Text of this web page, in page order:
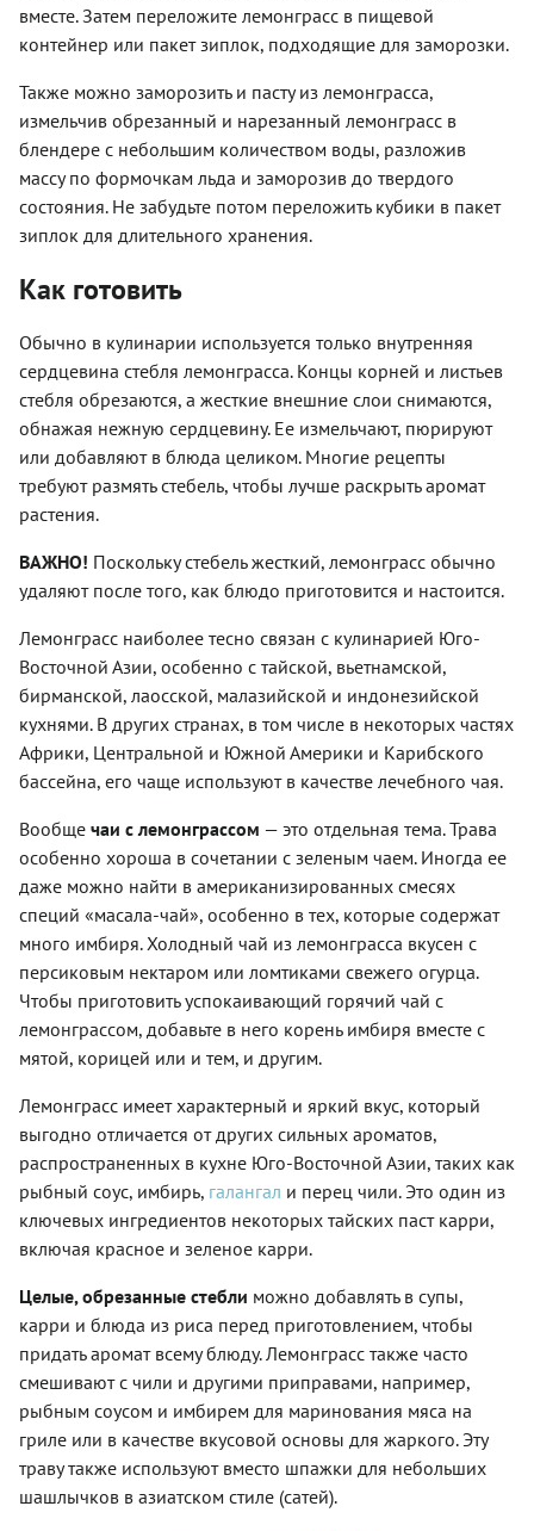
вместе. Затем переложите лемонграсс в пищевой
контейнер или пакет зиплок, подходящие для заморозки.
Также можно заморозить и пасту из лемонграсса,
измельчив обрезанный и нарезанный лемонграсс в
блендере с небольшим количеством воды, разложив
массу по формочкам льда и заморозив до твердого
состояния. Не забудьте потом переложить кубики в пакет
зиплок для длительного хранения.
Как готовить
Обычно в кулинарии используется только внутренняя
сердцевина стебля лемонграсса. Концы корней и листьев
стебля обрезаются, а жесткие внешние слои снимаются,
обнажая нежную сердцевину. Ее измельчают, пюрируют
или добавляют в блюда целиком. Многие рецепты
требуют размять стебель, чтобы лучше раскрыть аромат
растения.
ВАЖНО! Поскольку стебель жесткий, лемонграсс обычно
удаляют после того, как блюдо приготовится и настоится.
Лемонграсс наиболее тесно связан с кулинарией Юго-
Восточной Азии, особенно с тайской, вьетнамской,
бирманской, лаосской, малазийской и индонезийской
кухнями. В других странах, в том числе в некоторых частях
Африки, Центральной и Южной Америки и Карибского
бассейна, его чаще используют в качестве лечебного чая.
Вообще чаи с лемонграссом — это отдельная тема. Трава
особенно хороша в сочетании с зеленым чаем. Иногда ее
даже можно найти в американизированных смесях
специй «масала-чай», особенно в тех, которые содержат
много имбиря. Холодный чай из лемонграсса вкусен с
персиковым нектаром или ломтиками свежего огурца.
Чтобы приготовить успокаивающий горячий чай с
лемонграссом, добавьте в него корень имбиря вместе с
мятой, корицей или и тем, и другим.
Лемонграсс имеет характерный и яркий вкус, который
выгодно отличается от других сильных ароматов,
распространенных в кухне Юго-Восточной Азии, таких как
рыбный соус, имбирь, галангал и перец чили. Это один из
ключевых ингредиентов некоторых тайских паст карри,
включая красное и зеленое карри.
Целые, обрезанные стебли можно добавлять в супы,
карри и блюда из риса перед приготовлением, чтобы
придать аромат всему блюду. Лемонграсс также часто
смешивают с чили и другими приправами, например,
рыбным соусом и имбирем для маринования мяса на
гриле или в качестве вкусовой основы для жаркого. Эту
траву также используют вместо шпажки для небольших
шашлычков в азиатском стиле (сатей).